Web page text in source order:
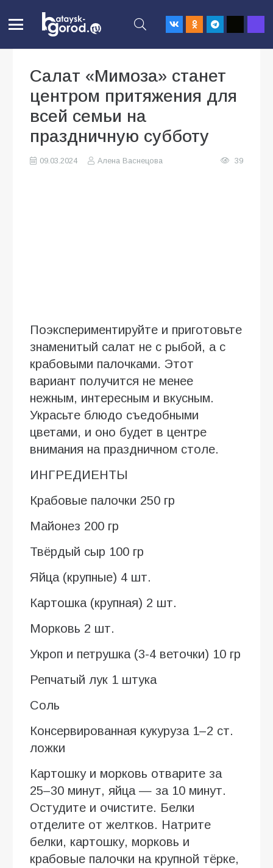
Салат «Мимоза» станет
центром притяжения для
всей семьи на
праздничную субботу
09.03.2024 Алена Васнецова 39
Поэкспериментируйте и приготовьте
знаменитый салат не с рыбой, а с
крабовыми палочками. Этот
вариант получится не менее
нежным, интересным и вкусным.
Украсьте блюдо съедобными
цветами, и оно будет в центре
внимания на праздничном столе.
ИНГРЕДИЕНТЫ
Крабовые палочки 250 гр
Майонез 200 гр
Твёрдый сыр 100 гр
Яйца (крупные) 4 шт.
Картошка (крупная) 2 шт.
Морковь 2 шт.
Укроп и петрушка (3-4 веточки) 10 гр
Репчатый лук 1 штука
Соль
Консервированная кукуруза 1–2 ст.
ложки
Картошку и морковь отварите за
25–30 минут, яйца — за 10 минут.
Остудите и очистите. Белки
отделите от желтков. Натрите
белки, картошку, морковь и
крабовые палочки на крупной тёрке,